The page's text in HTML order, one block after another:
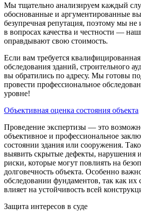
Мы тщательно анализируем каждый
обоснованные и аргументированные
безупречная репутация, поэтому мы
в вопросах качества и честности —
оправдывают свою стоимость.
Если вам требуется
обследования зданий, строительного
вы обратились по адресу. Мы готовы
провести профессиональное
уровне!
Объективная оценка состояния объекта
Проведение экспертизы — это
объективное и профессиональное
состоянии здания или сооружения.
выявить скрытые дефекты, нарушения
риски, которые могут повлиять на
долговечность объекта. Особенно
обследовании фундаментов, так как их
влияет на устойчивость всей
Защита интересов в суде